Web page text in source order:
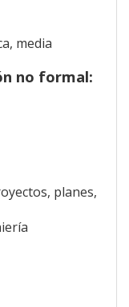
media
no formal:
planes,